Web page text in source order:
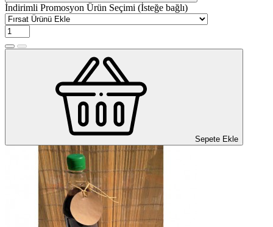
İndirimli Promosyon Ürün Seçimi (İsteğe bağlı)
Sepete Ekle